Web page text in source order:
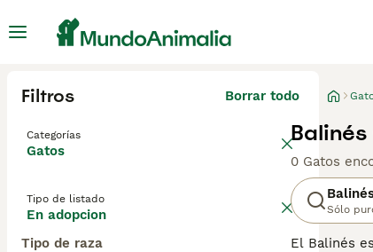
Filtros Borrar todo
Categorías
Gatos
Tipo de listado
En adopcion
Tipo de raza
0 Gatos
Sólo
El Balinés